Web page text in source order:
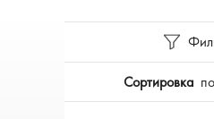
Сортировка